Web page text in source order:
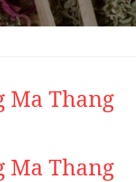
Ma Thang
Ma Thang